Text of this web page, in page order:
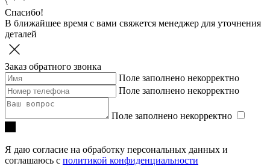
Спасибо!
В ближайшее время с вами свяжется менеджер для уточнения
деталей
Заказ обратного звонка
Поле заполнено некорректно
Поле заполнено некорректно
Поле заполнено некорректно
Я даю согласие на обработку персональных данных и
соглашаюсь с политикой конфиденциальности